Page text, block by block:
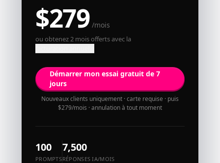
$279 /mois
ou obtenez 2 mois offerts avec la
Démarrer mon essai gratuit de 7
jours
Nouveaux clients uniquement · carte requise · puis
$279/mois · annulation à tout moment
100
PROMPTS
7,500
RÉPONSES IA/MOIS